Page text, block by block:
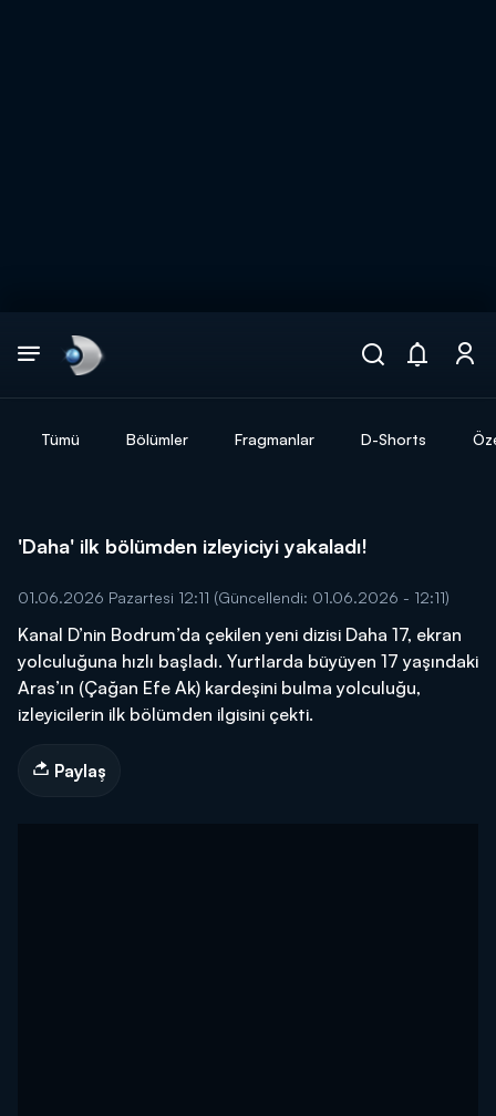
Tümü Bölümler Fragmanlar D-Shorts
'Daha' ilk bölümden izleyiciyi yakaladı!
01.06.2026 Pazartesi 12:11 (Güncellendi: 01.06.2026 - 12:11)
Kanal D’nin Bodrum’da çekilen yeni dizisi Daha 17, ekran
yolculuğuna hızlı başladı. Yurtlarda büyüyen 17 yaşındaki
Aras’ın (Çağan Efe Ak) kardeşini bulma yolculuğu,
izleyicilerin ilk bölümden ilgisini çekti.
Paylaş